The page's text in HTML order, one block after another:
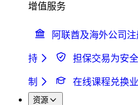
增值服务
阿联酋及海外公司
持 担保交易为安
制 在线课程兑换
资源